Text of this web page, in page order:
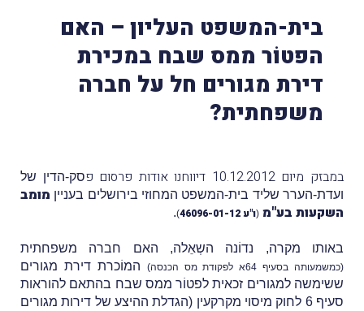
בית-המשפט העליון – האם
הפטוֹר ממס שבח במכירת
דירת מגורים חל על חברה
משפחתית?
במבזק מיום 10.12.2012 דיווחנו אודות פרסום פ
סק-הדין של
ועדת-הערר שליד בית-המשפט המחוזי בירושלים בעניין מומב
השקעות בע"מ (ו"ע 46096-01-12 )
.
באותו מקרה, נדוֹנה השְאֵלה, האם חברה משפחתית
(כמשמעותה בסעיף 64א לפקודת מס הכנסה)
המוֹכרת דירת מגורים
ששימשה למגורים זכאית לפטוֹר ממס שבח בהתאם להוראות
סעיף 6 לחוק מיסוי מקרקעין (הגדלת ההיצע של דירות מגורים